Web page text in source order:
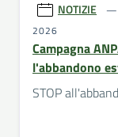
NOTIZIE
2026
Campagna
l'abbandono
STOP